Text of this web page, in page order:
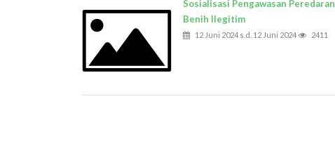
Sosialisasi Pengawasan Peredaran
Benih Ilegitim
12 Juni 2024 s.d. 12 Juni 2024 2411